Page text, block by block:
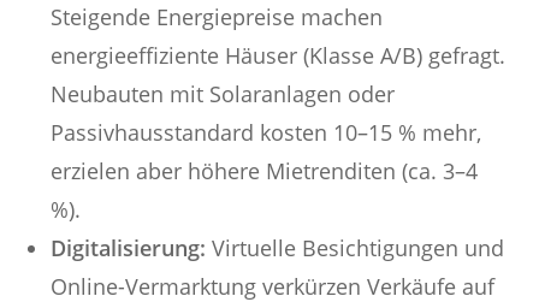
Steigende Energiepreise machen
energieeffiziente Häuser (Klasse A/B) gefragt.
Neubauten mit Solaranlagen oder
Passivhausstandard kosten 10–15 % mehr,
erzielen aber höhere Mietrenditen (ca. 3–4
%).
Digitalisierung: Virtuelle Besichtigungen und
Online-Vermarktung verkürzen Verkäufe auf